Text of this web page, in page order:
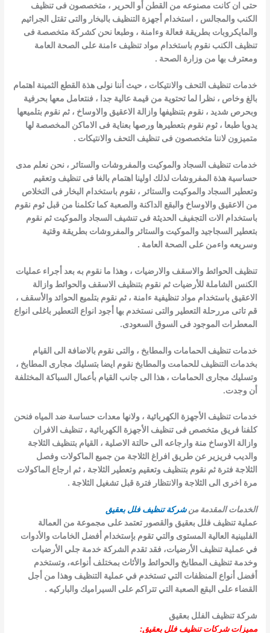
حتى ان كانت مصنوعه من القطن أو الحرير ، متخصصون فى تنظيف
الكنب والمجالس ، استخدام أجهزة التنظيف بالبخار والتى تقتل الجراثيم
والمايكروبات بطريقة فعالة وءامنة ، وطبعا نحن كشركة متخصصة فى
تنظيف الكنب نقوم باستخدام مواد تنظيف ءامنة على الصحة العامة
ومعترف بها من وزارة الصحة .
خدمات تنظيف التحف والانتيكات ، حيث أننا نولى هذة القطع الثمينة اهتمام
بالغ وخاص ، نظرا لما تحتوية من قيمة عالية جدا ، فنتعامل معها بحرفية
وبحرص شديد ، نقوم بتنظيفها وازالة الاعقيق والاوساخ ، ثم نقوم بتلميعها
يدويا طبعا ، ثوم نقوم بتعطيرها ورصها بعناية فى الاماكن المخصصة لها
متميزون لاننا متخصصون فى تنظيف التحف والانتيكات .
خدمات تنظيف السجاد والموكيت والمفروشات والستائر ، نحن نعلم مدى
حساسية هذة المفروشات لذلك اولينا اهتمام بالغا فى تنظيف وتعقيم
وتعطير السجاد والموكيت والستائر ، نقوم باستخدام البخار فى التخلاص
من الاعقيق والاوساخ والبقع الداكنة والصعبة كما تكلمنا من قبل ثوم نقوم
باستخدام الات التجفيف الحديثة فى تنشيف السجاد والموكيت ثم نقوم
بتعطير السجاجيد والموكيت والستائر والمفروشات بطريقة وقتية
وسريعه واءمن على الصحة العامة .
تنظيف الحوائط والاسقف والارضيات ، وهذا ما نقوم به بعد أجراء عمليات
الكنس الشاملة للأرضيات ثم نقوم بتنظيف الاسقف والحوائط وازالة
الاعقيق باستخدام مواد تنظيفية ءامنة ، ثم نقوم بتلميع الحوائد والأسقف ،
قم تاتى مررحلة التعطير والتى نستخدم بها أجود انواع التعطير باغلى انواع
المعطرات الموجود فى السوق السعودى.
خدمات تنظيف الحمامات والمطابخ ، والتى نقوم بالاضافة الى القيام
بخدمات التنظيف للحمامت والمطابخ نقوم ايضا بتسليك مجارى المطابخ ،
وتسليك مجارى الحمامات ، هذا الى جانب القيام بأعمال السباكة المختلفة
أن وجدت.
خدمات تنظيف الأجهزة الكهربائية ، ولانها معدات حساسة ضد المياه فنحن
كلفنا فريق متخصص فى تنظيف الأجهزة الكهربائية ، تنظيف الافران
وازالة الاوساخ منة وارجاعه الى حالتة الاصلية ، القيام بتنظيف الثلاجة
والديب فريزير عن طريق افراغ الثلاجة من جميع الماكولات وفصل
الثلاجة فترة ثم نقوم بتنظيف وتعقيم وتعطير الثلاجة ، ثم ارجاع الماكولات
مرة اخرى الى الثلاجة والانتظار فترة قبل تشغيل الثلاجة .
الخدمات المقدمة منشركة تنظيف فلل بعقيق
عملية تنظيف فلل بعقيق والقصور تعتمد على مجموعة من العمالة
الفلبينية العالية المستوى والتي تقوم بإستخدام أفضل الخامات والأدوات
في عملية تنظيف الأرضيات، فقد تقدم الشركة خدمة جلي الأرضيات
وخدمة تنظيف المطابخ والحوائط والأثاث بمختلف أنواعه، وتستخدم
أفضل أنواع المنظفات التي تستخدم في عملية التنظيف وهذا من أجل
القضاء على البقع الصعبة التي تتراكمعلى السيراميك والباركيه .
شركة تنظيف الفلل بعقيق
مميزات شركات تنظيف فلل بعقيق: